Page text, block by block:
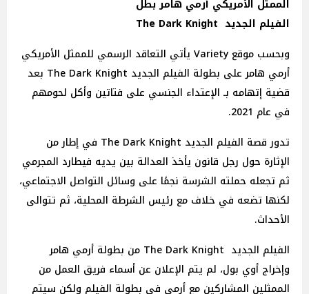
الممثل الأمريكي أرمي هامر بطل
الفيلم الجديد The Dark Knight
وبحسب موقع Variety يأتي التعاقد الرسمي للممثل الأمريكي
أرمي هامر على بطولة الفيلم الجديد The Dark Knight بعد
قضية إتهامه بـ الإعتداء الجنسي على فتاتين وأكل لحومهم
في عام 2021.
تدور قصة الفيلم الجديد The Dark Knight في إطار من
الإثارة حول رجل قانون يأخذ العدالة بين يديه فيطارد المجرمي
ثم تجعله حملته الشرسة نجمًا على وسائل التواصل الاجتماعي،
لكنها تضعه في خلاف مع رئيس الشرطة المحلية، ثم تتوالى
الأحداث.
الفيلم الجديد The Dark Knight من بطولة أرمي هامر
وإخراج أوي بول، لم يتم الإعلان عن أسماء فريق العمل من
الممثلين المشاركين مع أرمي في بطولة الفيلم ولكن سيتم